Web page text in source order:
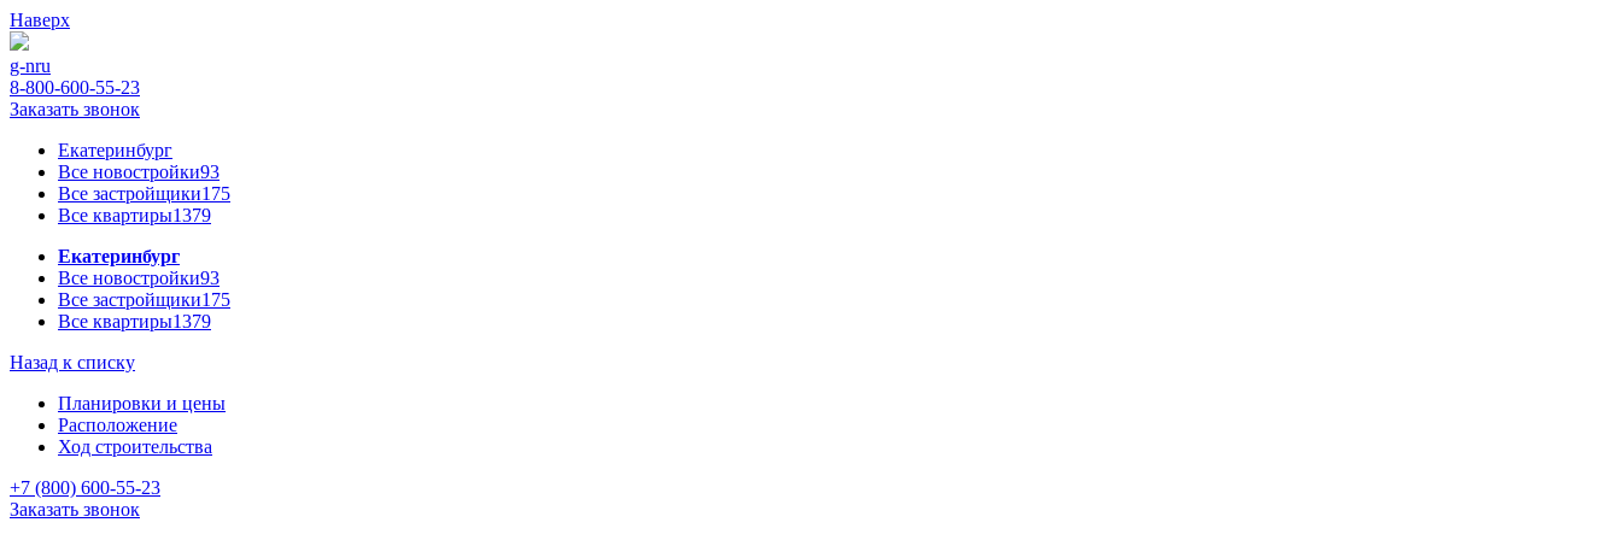
Наверх
g-nru
8-800-600-55-23
Заказать звонок
Екатеринбург
Все новостройки93
Все застройщики175
Все квартиры1379
Екатеринбург
Все новостройки93
Все застройщики175
Все квартиры1379
Назад к списку
Планировки и цены
Расположение
Ход строительства
+7 (800) 600-55-23
Заказать звонок